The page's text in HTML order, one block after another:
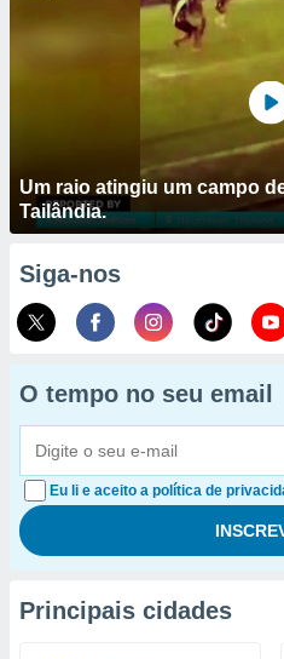
Um raio atingiu um campo
Tailândia.
Siga-nos
O tempo no seu email
Eu li e aceito a política de
Principais cidades